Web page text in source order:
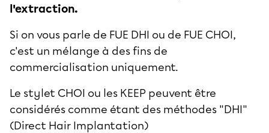
l'extraction.
Si on vous parle de FUE DHI ou de FUE CHOI,
c'est un mélange à des fins de
commercialisation uniquement.
Le stylet CHOI ou les KEEP peuvent être
considérés comme étant des méthodes "DHI"
(Direct Hair Implantation)